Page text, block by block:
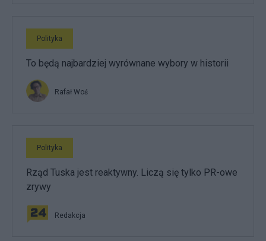
Polityka
To będą najbardziej wyrównane wybory w historii
Rafał Woś
Polityka
Rząd Tuska jest reaktywny. Liczą się tylko PR-owe
zrywy
Redakcja